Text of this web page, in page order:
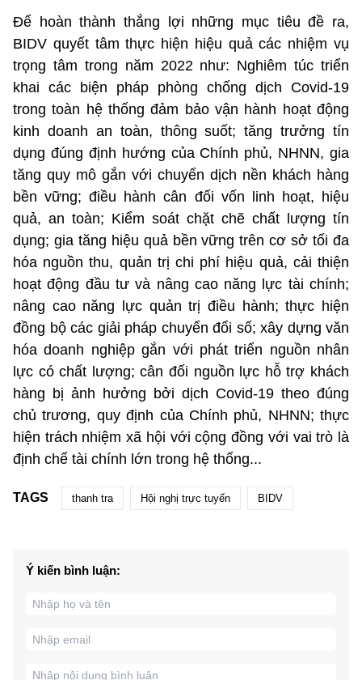
Để hoàn thành thắng lợi những mục tiêu đề ra,
BIDV quyết tâm thực hiện hiệu quả các nhiệm vụ
trọng tâm trong năm 2022 như: Nghiêm túc triển
khai các biện pháp phòng chống dịch Covid-19
trong toàn hệ thống đảm bảo vận hành hoạt động
kinh doanh an toàn, thông suốt; tăng trưởng tín
dụng đúng định hướng của Chính phủ, NHNN, gia
tăng quy mô gắn với chuyển dịch nền khách hàng
bền vững; điều hành cân đối vốn linh hoạt, hiệu
quả, an toàn; Kiểm soát chặt chẽ chất lượng tín
dụng; gia tăng hiệu quả bền vững trên cơ sở tối đa
hóa nguồn thu, quản trị chi phí hiệu quả, cải thiện
hoạt động đầu tư và nâng cao năng lực tài chính;
nâng cao năng lực quản trị điều hành; thực hiện
đồng bộ các giải pháp chuyển đổi số; xây dựng văn
hóa doanh nghiệp gắn với phát triển nguồn nhân
lực có chất lượng; cân đối nguồn lực hỗ trợ khách
hàng bị ảnh hưởng bởi dịch Covid-19 theo đúng
chủ trương, quy định của Chính phủ, NHNN; thực
hiện trách nhiệm xã hội với cộng đồng với vai trò là
định chế tài chính lớn trong hệ thống...
TAGS thanh tra Hội nghị trực tuyến BIDV
Ý kiến bình luận: